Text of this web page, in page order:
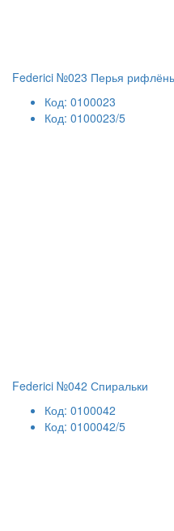
Federici №023 Перья
Код: 0100023
Код: 0100023/5
Federici №042 Спиральки
Код: 0100042
Код: 0100042/5